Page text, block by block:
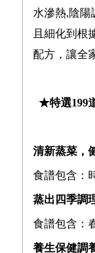
水滲熱,陰陽
且細化到根
配方，讓全
★特選199
清新蒸菜，
食譜包含：
蒸出四季調
食譜包含：
養生保健調